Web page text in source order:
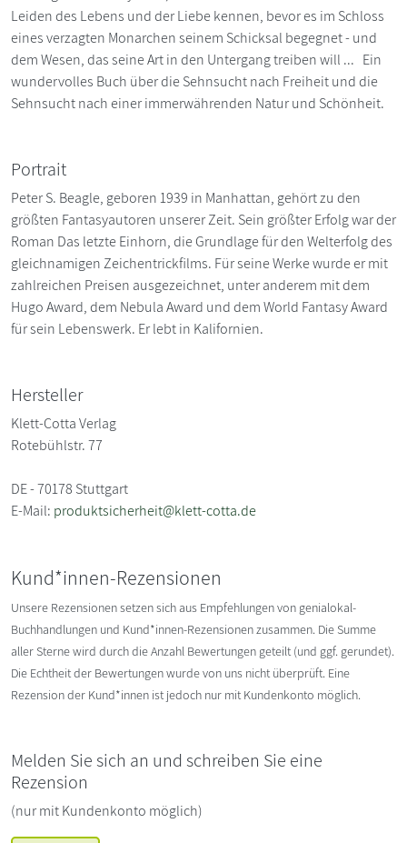
Leiden des Lebens und der Liebe kennen, bevor es im Schloss
eines verzagten Monarchen seinem Schicksal begegnet - und
dem Wesen, das seine Art in den Untergang treiben will ... Ein
wundervolles Buch über die Sehnsucht nach Freiheit und die
Sehnsucht nach einer immerwährenden Natur und Schönheit.
Portrait
Peter S. Beagle, geboren 1939 in Manhattan, gehört zu den
größten Fantasyautoren unserer Zeit. Sein größter Erfolg war der
Roman Das letzte Einhorn, die Grundlage für den Welterfolg des
gleichnamigen Zeichentrickfilms. Für seine Werke wurde er mit
zahlreichen Preisen ausgezeichnet, unter anderem mit dem
Hugo Award, dem Nebula Award und dem World Fantasy Award
für sein Lebenswerk. Er lebt in Kalifornien.
Hersteller
Klett-Cotta Verlag
Rotebühlstr. 77
DE - 70178 Stuttgart
E-Mail: produktsicherheit@klett-cotta.de
Kund*innen-Rezensionen
Unsere Rezensionen setzen sich aus Empfehlungen von genialokal-
Buchhandlungen und Kund*innen-Rezensionen zusammen. Die Summe
aller Sterne wird durch die Anzahl Bewertungen geteilt (und ggf. gerundet).
Die Echtheit der Bewertungen wurde von uns nicht überprüft. Eine
Rezension der Kund*innen ist jedoch nur mit Kundenkonto möglich.
Melden Sie sich an und schreiben Sie eine
Rezension
(nur mit Kundenkonto möglich)